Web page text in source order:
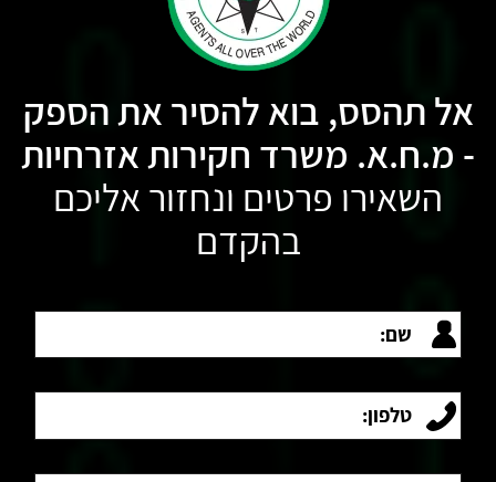
אל תהסס, בוא להסיר את הספק
- מ.ח.א. משרד חקירות אזרחיות
השאירו פרטים ונחזור אליכם
בהקדם
שם:
טלפון:
מייל